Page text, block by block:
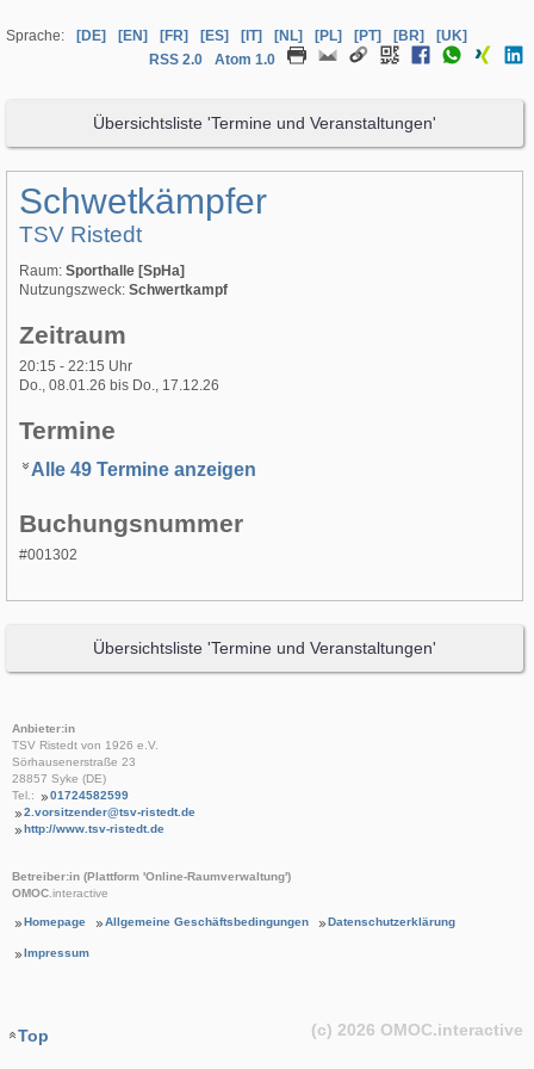
Sprache: [DE] [EN] [FR] [ES] [IT] [NL] [PL] [PT] [BR]
[UK]
RSS 2.0
Atom 1.0
Übersichtsliste 'Termine und Veranstaltungen'
Schwetkämpfer
TSV Ristedt
Raum: Sporthalle [SpHa]
Nutzungszweck: Schwertkampf
Zeitraum
20:15 - 22:15 Uhr
Do., 08.01.26 bis Do., 17.12.26
Termine
Alle 49 Termine anzeigen
Buchungsnummer
#001302
Übersichtsliste 'Termine und Veranstaltungen'
Anbieter:in
TSV Ristedt von 1926 e.V.
Sörhausenerstraße 23
28857 Syke (DE)
Tel.:
01724582599
2.vorsitzender@tsv-ristedt.de
http://www.tsv-ristedt.de
Betreiber:in (Plattform 'Online-Raumverwaltung')
OMOC.interactive
Homepage Allgemeine Geschäftsbedingungen Datenschutzerklärung
Impressum
Top (c) 2026 OMOC.interactive